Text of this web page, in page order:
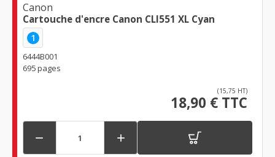
Canon
Cartouche d'encre Canon CLI551 XL Cyan
1
6444B001
695 pages
(15,75 HT)
18,90 € TTC
 